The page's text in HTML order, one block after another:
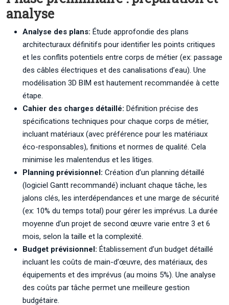
analyse
Analyse des plans: Étude approfondie des plans
architecturaux définitifs pour identifier les points critiques
et les conflits potentiels entre corps de métier (ex: passage
des câbles électriques et des canalisations d’eau). Une
modélisation 3D BIM est hautement recommandée à cette
étape.
Cahier des charges détaillé: Définition précise des
spécifications techniques pour chaque corps de métier,
incluant matériaux (avec préférence pour les matériaux
éco-responsables), finitions et normes de qualité. Cela
minimise les malentendus et les litiges.
Planning prévisionnel: Création d’un planning détaillé
(logiciel Gantt recommandé) incluant chaque tâche, les
jalons clés, les interdépendances et une marge de sécurité
(ex: 10% du temps total) pour gérer les imprévus. La durée
moyenne d’un projet de second œuvre varie entre 3 et 6
mois, selon la taille et la complexité.
Budget prévisionnel: Établissement d’un budget détaillé
incluant les coûts de main-d’œuvre, des matériaux, des
équipements et des imprévus (au moins 5%). Une analyse
des coûts par tâche permet une meilleure gestion
budgétaire.